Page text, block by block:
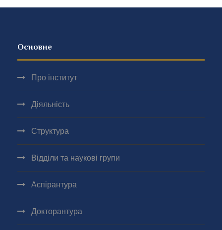
Основне
Про інститут
Діяльність
Структура
Відділи та наукові групи
Аспірантура
Докторантура